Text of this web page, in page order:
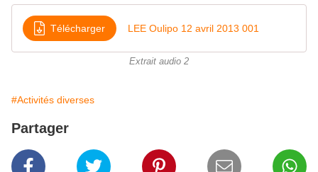
Télécharger LEE Oulipo 12 avril 2013 001
Extrait audio 2
#Activités diverses
Partager